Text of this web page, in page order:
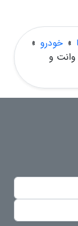
» خودرو »
وانت و